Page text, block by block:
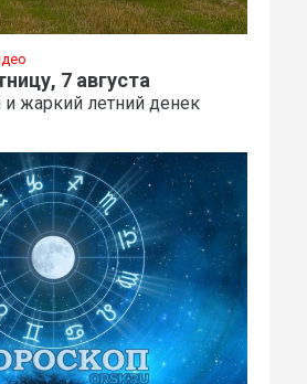
7 августа
и жаркий летний денек